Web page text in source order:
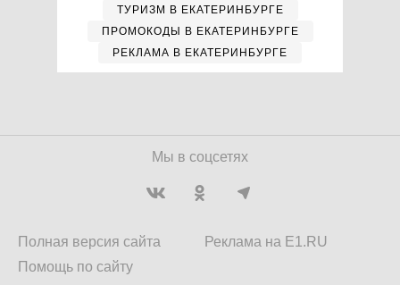
ТУРИЗМ В ЕКАТЕРИНБУРГЕ
ПРОМОКОДЫ В ЕКАТЕРИНБУРГЕ
РЕКЛАМА В ЕКАТЕРИНБУРГЕ
Мы в соцсетях
Полная версия сайта
Помощь по сайту
Реклама на E1.RU